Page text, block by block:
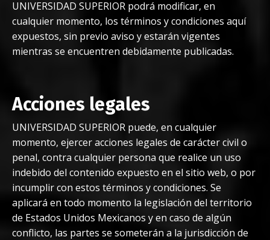
UNIVERSIDAD SUPERIOR podrá modificar, en
cualquier momento, los términos y condiciones aquí
expuestos, sin previo aviso y estarán vigentes
mientras se encuentren debidamente publicadas.
Acciones legales
UNIVERSIDAD SUPERIOR puede, en cualquier
momento, ejercer acciones legales de carácter civil o
penal, contra cualquier persona que realice un uso
indebido del contenido expuesto en el sitio web, o por
incumplir con estos términos y condiciones. Se
aplicará en todo momento la legislación del territorio
de Estados Unidos Mexicanos y en caso de algún
conflicto, las partes se someterán a la jurisdicción de